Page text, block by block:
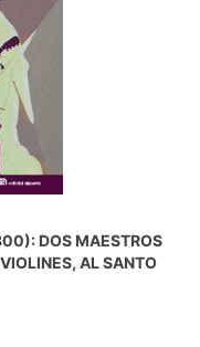
DOS MAESTROS
AL SANTO